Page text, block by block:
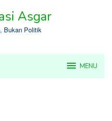
Asgar
Bukan Politik
MENU